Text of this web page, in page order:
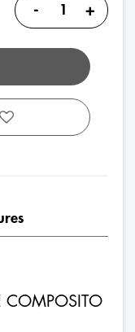
- +
COMPOSITO